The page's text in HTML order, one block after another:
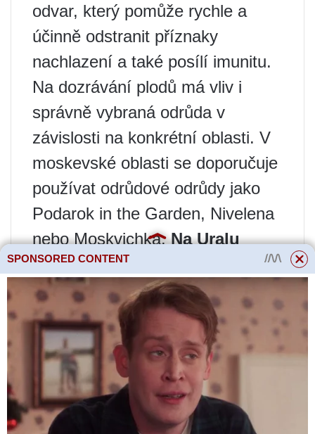
odvar, který pomůže rychle a
účinně odstranit příznaky
nachlazení a také posílí imunitu.
Na dozrávání plodů má vliv i
správně vybraná odrůda v
závislosti na konkrétní oblasti. V
moskevské oblasti se doporučuje
používat odrůdové odrůdy jako
Podarok in the Garden, Nivelena
nebo Moskvichka.Na Uralu
nebo na Sibiři odrůdy Altaj a
Velikanskaya dobře zakořeňují
a aktivně se používají k sušení.
SPONSORED CONTENT